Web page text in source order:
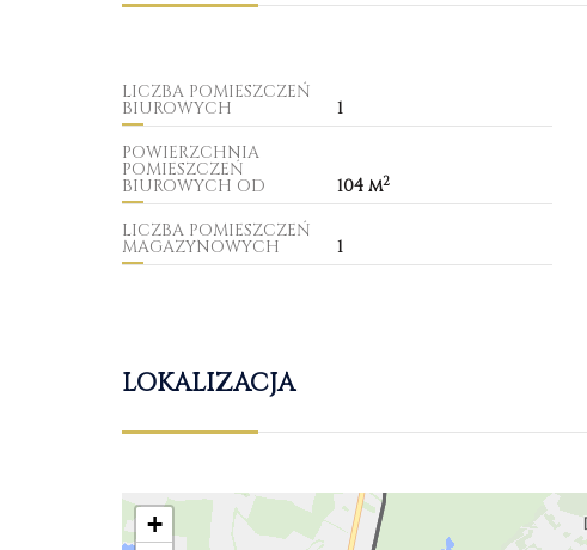
LICZBA POMIESZCZEŃ
BIUROWYCH
1
POWIERZCHNIA
POMIESZCZEŃ
BIUROWYCH OD 104 m2
LICZBA POMIESZCZEŃ
MAGAZYNOWYCH 1
LOKALIZACJA
+